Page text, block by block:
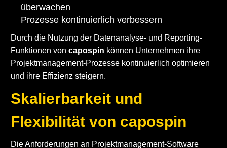
überwachen
Prozesse kontinuierlich verbessern
Durch die Nutzung der Datenanalyse- und Reporting-
Funktionen von capospin können Unternehmen ihre
Projektmanagement-Prozesse kontinuierlich optimieren
und ihre Effizienz steigern.
Skalierbarkeit und
Flexibilität von capospin
Die Anforderungen an Projektmanagement-Software